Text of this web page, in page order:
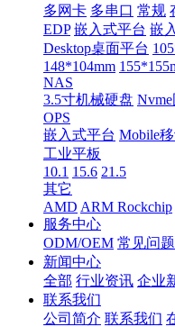
多网卡 多串口 常规
EDP 嵌入式平台 嵌
Desktop桌面平台
148*104mm
NAS
3.5寸机械硬盘
OPS
嵌入式平台 Mobile
工业平板
10.1 15.6 21.5
其它
AMD ARM Rockchip
服务中心
ODM/OEM 常见问题
新闻中心
全部 行业资讯 企业
联系我们
公司简介 联系我们